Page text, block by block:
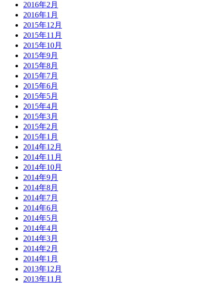
2016年2月
2016年1月
2015年12月
2015年11月
2015年10月
2015年9月
2015年8月
2015年7月
2015年6月
2015年5月
2015年4月
2015年3月
2015年2月
2015年1月
2014年12月
2014年11月
2014年10月
2014年9月
2014年8月
2014年7月
2014年6月
2014年5月
2014年4月
2014年3月
2014年2月
2014年1月
2013年12月
2013年11月